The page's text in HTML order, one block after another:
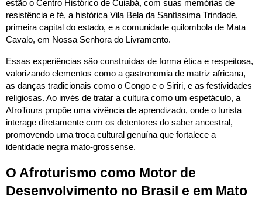
estão o Centro Histórico de Cuiabá, com suas memórias de
resistência e fé, a histórica Vila Bela da Santíssima Trindade,
primeira capital do estado, e a comunidade quilombola de Mata
Cavalo, em Nossa Senhora do Livramento.
Essas experiências são construídas de forma ética e respeitosa,
valorizando elementos como a gastronomia de matriz africana,
as danças tradicionais como o Congo e o Siriri, e as festividades
religiosas. Ao invés de tratar a cultura como um espetáculo, a
AfroTours propõe uma vivência de aprendizado, onde o turista
interage diretamente com os detentores do saber ancestral,
promovendo uma troca cultural genuína que fortalece a
identidade negra mato-grossense.
O Afroturismo como Motor de
Desenvolvimento no Brasil e em Mato